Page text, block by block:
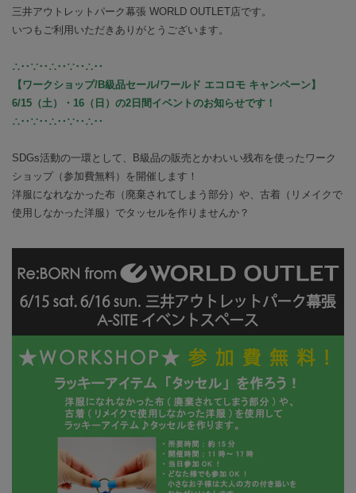
三井アウトレットパーク幕張 WORLD OUTLET店です。
いつもご利用いただきありがとうございます。
∴‥∵‥∴‥∵‥∴‥
【ワークショップ/B級品セール/ワールド エコロモ キャンペーン】
6/15（土）・16（日）の2日間イベントのお知らせです！
∴‥∵‥∴‥∵‥∴‥
SDGs活動の一環として、B級品の販売とかわいい残布を使ったワーク
ショップ（参加費無料）を開催します！
洋服になれなかった布（廃棄されてしまう部分）や、古着（リメイクで
使用しなかった洋服）でタッセルを作りませんか？